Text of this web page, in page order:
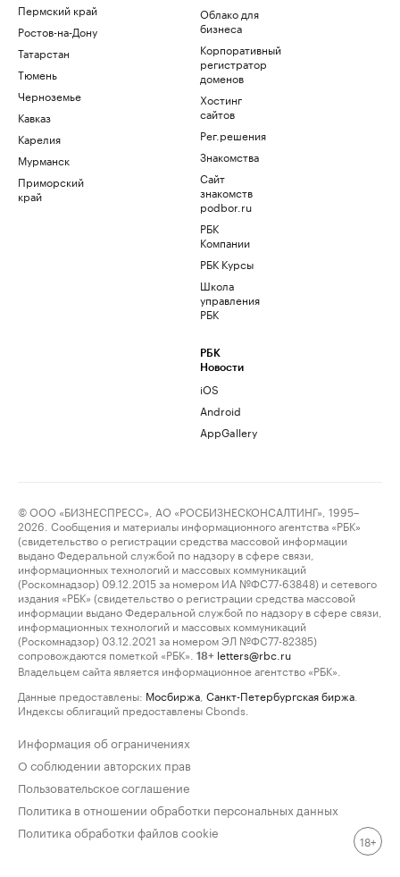
Пермский край
Ростов-на-Дону
Татарстан
Тюмень
Черноземье
Кавказ
Карелия
Мурманск
Приморский
край
Облако для
бизнеса
Корпоративный
регистратор
доменов
Хостинг
сайтов
Рег.решения
Знакомства
Сайт
знакомств
podbor.ru
РБК
Компании
РБК Курсы
Школа
управления
РБК
РБК
Новости
iOS
Android
AppGallery
© ООО «БИЗНЕСПРЕСС», АО «РОСБИЗНЕСКОНСАЛТИНГ», 1995–
2026. Сообщения и материалы информационного агентства «РБК»
(свидетельство о регистрации средства массовой информации
выдано Федеральной службой по надзору в сфере связи,
информационных технологий и массовых коммуникаций
(Роскомнадзор) 09.12.2015 за номером ИА №ФС77-63848) и сетевого
издания «РБК» (свидетельство о регистрации средства массовой
информации выдано Федеральной службой по надзору в сфере связи,
информационных технологий и массовых коммуникаций
(Роскомнадзор) 03.12.2021 за номером ЭЛ №ФС77-82385)
сопровождаются пометкой «РБК».
18+ letters@rbc.ru
Владельцем сайта является информационное агентство «РБК».
Данные предоставлены: Мосбиржа Санкт-Петербургская биржа
Индексы облигаций предоставлены Cbonds.
Информация об ограничениях
О соблюдении авторских прав
Пользовательское соглашение
Политика в отношении обработки персональных данных
Политика обработки файлов cookie
18+